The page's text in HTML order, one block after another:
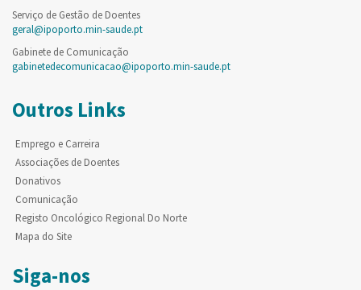
Serviço de Gestão de Doentes
geral@ipoporto.min-saude.pt
Gabinete de Comunicação
gabinetedecomunicacao@ipoporto.min-saude.pt
Outros Links
Emprego e Carreira
Associações de Doentes
Donativos
Comunicação
Registo Oncológico Regional Do Norte
Mapa do Site
Siga-nos